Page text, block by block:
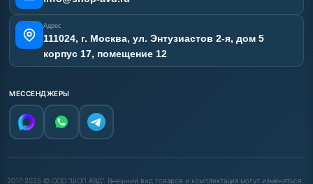
Адрес
111024, г. Москва, ул. Энтузиастов 2-я, дом 5
корпус 17, помещение 12
МЕССЕНДЖЕРЫ
2017-2025 © ООО "ШОП АВД". Внешний вид товаров и комплектация могут изменяться